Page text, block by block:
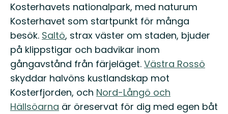
Kosterhavets nationalpark, med naturum
Kosterhavet som startpunkt för många
besök. Saltö, strax väster om staden, bjuder
på klippstigar och badvikar inom
gångavstånd från färjeläget. Västra Rossö
skyddar halvöns kustlandskap mot
Kosterfjorden, och Nord-Långö och
Hällsöarna är öreservat för dig med egen båt